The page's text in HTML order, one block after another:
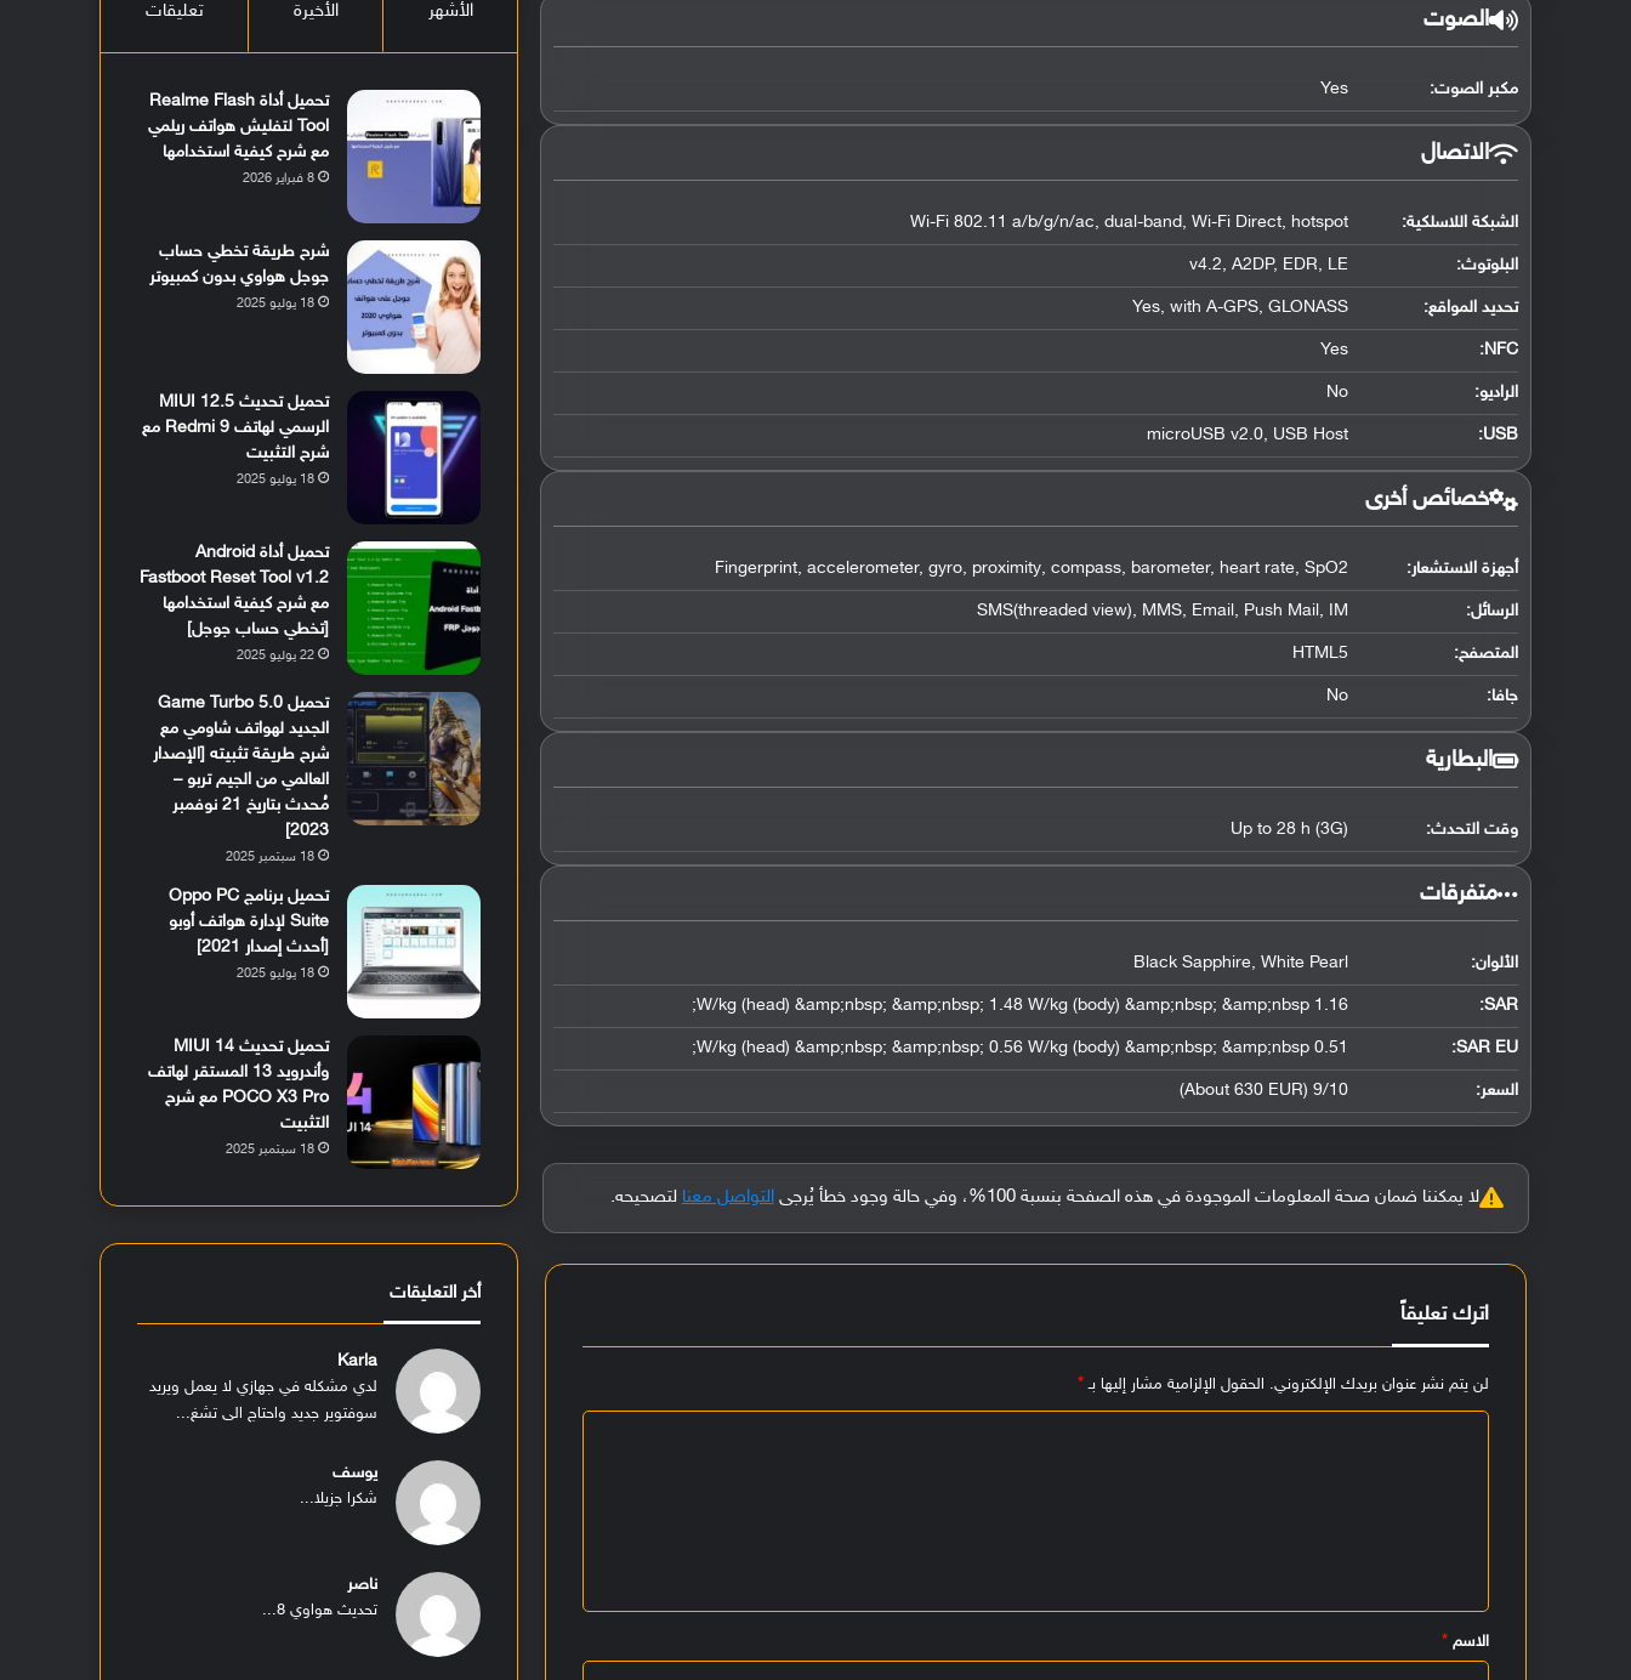
الصوت
مكبر الصوت: Yes
الاتصال
الشبكة اللاسلكية: Wi-Fi 802.11 a/b/g/n/ac, dual-band, Wi-Fi Direct, hotspot
البلوتوث:
v4.2, A2DP, EDR, LE
تحديد المواقع:
Yes, with A-GPS, GLONASS
NFC
:
Yes
الراديو: No
USB
:
microUSB v2.0, USB Host
خصائص أخرى
أجهزة الاستشعار: Fingerprint, accelerometer, gyro, proximity, compass, barometer, heart rate, SpO2
الرسائل: SMS(threaded view), MMS, Email, Push Mail, IM
المتصفح: HTML5
جافا: No
البطارية
وقت التحدث: Up to 28 h (3G)
‏متفرقات‏
الألوان: Black Sapphire, White Pearl
SAR
:
1.16 W/kg (head) &amp;nbsp; &amp;nbsp; 1.48 W/kg (body) &amp;nbsp; &amp;nbsp;
SAR EU:
0.51 W/kg (head) &amp;nbsp; &amp;nbsp; 0.56 W/kg (body) &amp;nbsp; &amp;nbsp;
السعر: 9/10 (About 630 EUR)
لا يمكننا ضمان صحة المعلومات الموجودة في هذه الصفحة بنسبة 100%، وفي حالة وجود خطأ يُرجى التواصل معنا لتصحيحه.
اترك تعليقاً
لن يتم نشر عنوان بريدك الإلكتروني. الحقول الإلزامية مشار إليها بـ*
الاسم*
الأشهر الأخيرة تعليقات
تحميل أداة Realme Flash
Tool لتفليش هواتف ريلمي
مع شرح كيفية استخدامها
8 فبراير 2026
شرح طريقة تخطي حساب
جوجل هواوي بدون كمبيوتر
18 يوليو 2025
تحميل تحديث MIUI 12.5
الرسمي لهاتف Redmi 9 مع
شرح التثبيت
18 يوليو 2025
تحميل أداة Android
Fastboot Reset Tool v1.2
مع شرح كيفية استخدامها
[تخطي حساب جوجل]
22 يوليو 2025
تحميل Game Turbo 5.0
الجديد لهواتف شاومي مع
شرح طريقة تثبيته [الإصدار
العالمي من الجيم تربو –
مُحدث بتاريخ 21 نوفمبر
2023]
18 سبتمبر 2025
تحميل برنامج Oppo PC
Suite لإدارة هواتف أوبو
[أحدث إصدار 2021]
18 يوليو 2025
تحميل تحديث MIUI 14
وأندرويد 13 المستقر لهاتف
POCO X3 Pro مع شرح
التثبيت
18 سبتمبر 2025
أخر التعليقات
Karla
لدي مشكله في جهازي لا يعمل ويريد
سوفتوير جديد واحتاج الى تشغ...
يوسف
شكرا جزيلا...
ناصر
تحديث هواوي 8...